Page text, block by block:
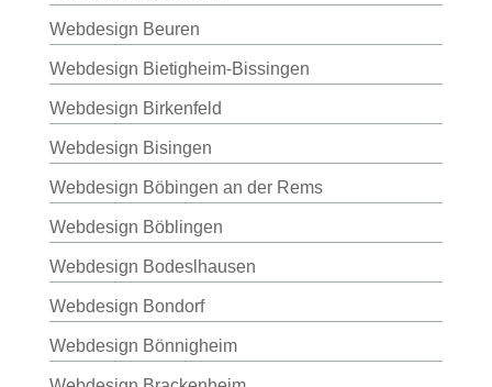
Webdesign Beuren
Webdesign Bietigheim-Bissingen
Webdesign Birkenfeld
Webdesign Bisingen
Webdesign Böbingen an der Rems
Webdesign Böblingen
Webdesign Bodeslhausen
Webdesign Bondorf
Webdesign Bönnigheim